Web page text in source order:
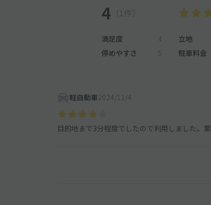
4 （1件）
満足度 4 立地
停めやすさ
5 駐車料金
軽自動車2024/11/4
目的地まで3分程度でしたので利用しました。